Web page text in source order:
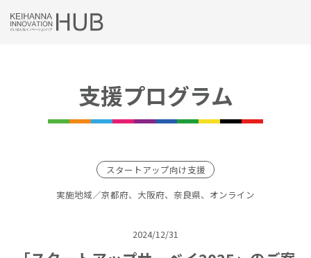
Skip
to
支援プログラム
スタートアップ向け支援
実施地域／京都府、大阪府、奈良県、オンライン
2024/12/31